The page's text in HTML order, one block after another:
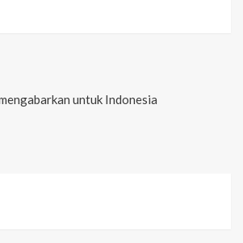
untuk Indonesia